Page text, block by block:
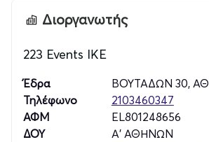
Διοργανωτής
223 Events ΙΚΕ
Έδρα
ΒΟΥΤΑΔΩΝ 30,
Τηλέφωνο
2103460347
ΑΦΜ
EL801248656
ΔΟΥ
Α' ΑΘΗΝΩΝ